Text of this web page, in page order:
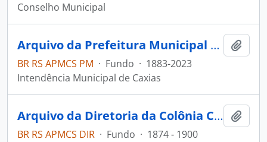
Conselho Municipal
Arquivo da Prefeitura Municipal de Caxias do Sul
BR RS APMCS PM · Fundo · 1883-2023
Intendência Municipal de Caxias
Arquivo da Diretoria da Colônia Caxias e da Comissão de Terras e Medição dos Lotes da ex-Colônia Caxias
BR RS APMCS DIR · Fundo · 1874 - 1900